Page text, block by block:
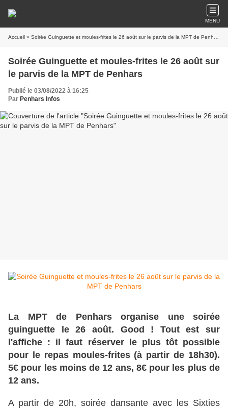
MENU
Accueil » Soirée Guinguette et moules-frites le 26 août sur le parvis de la MPT de Penhars
Soirée Guinguette et moules-frites le 26 août sur
le parvis de la MPT de Penhars
Publié le 03/08/2022 à 16:25
Par Penhars Infos
La MPT de Penhars organise une soirée
guinguette le 26 août. Good ! Tout est sur
l'affiche : il faut réserver le plus tôt possible
pour le repas moules-frites (à partir de 18h30).
5€ pour les moins de 12 ans, 8€ pour les plus de
12 ans.
A partir de 20h, soirée dansante avec les Sixties